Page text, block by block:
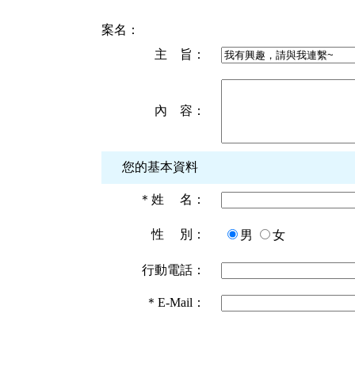
案名：
主 旨：
內 容：
您的基本資料
＊ 姓 名：
性 別： 男 女
行動電話：
＊ E-Mail：